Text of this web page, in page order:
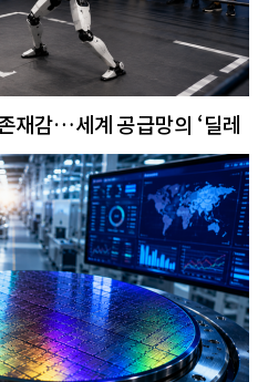
재감…세계 공급망의 ‘딜레